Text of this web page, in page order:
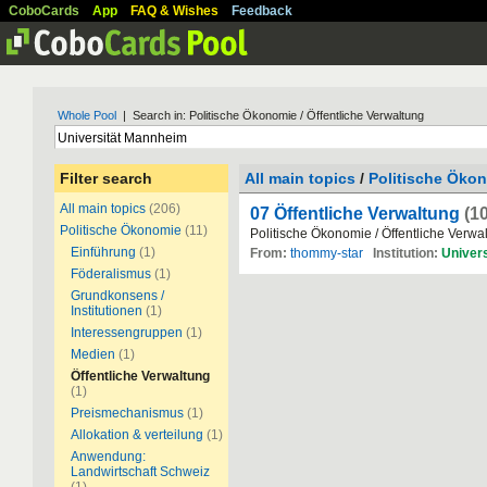
CoboCards App FAQ & Wishes Feedback
Whole Pool | Search in: Politische Ökonomie / Öffentliche Verwaltung
Filter search
All main topics (206)
Politische Ökonomie (11)
Einführung (1)
Föderalismus (1)
Grundkonsens /
Institutionen (1)
Interessengruppen (1)
Medien (1)
Öffentliche Verwaltung
(1)
Preismechanismus (1)
Allokation & verteilung (1)
Anwendung:
Landwirtschaft Schweiz
All main topics / Politische
07 Öffentliche Verwaltung
Politische Ökonomie / Öffentliche
From: thommy-star Institution: